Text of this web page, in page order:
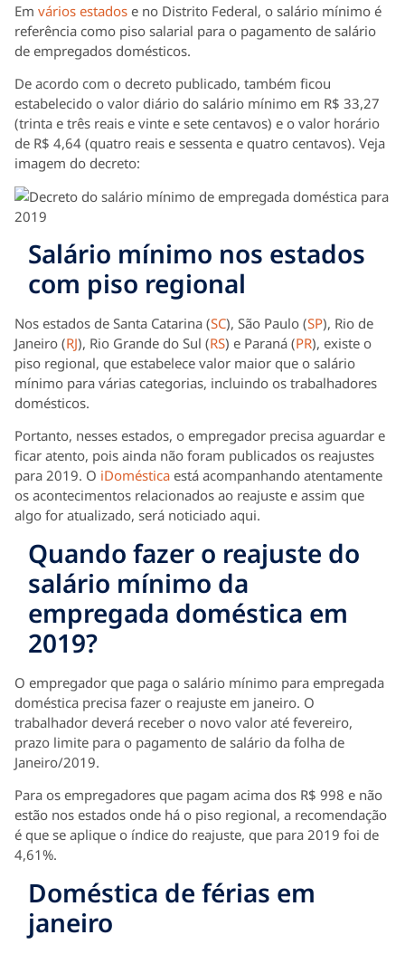
Em vários estados e no Distrito Federal, o salário mínimo é
referência como piso salarial para o pagamento de salário
de empregados domésticos.
De acordo com o decreto publicado, também ficou
estabelecido o valor diário do salário mínimo em R$ 33,27
(trinta e três reais e vinte e sete centavos) e o valor horário
de R$ 4,64 (quatro reais e sessenta e quatro centavos). Veja
imagem do decreto:
Salário mínimo nos estados
com piso regional
Nos estados de Santa Catarina (SC), São Paulo (SP), Rio de
Janeiro (RJ), Rio Grande do Sul (RS) e Paraná (PR), existe o
piso regional, que estabelece valor maior que o salário
mínimo para várias categorias, incluindo os trabalhadores
domésticos.
Portanto, nesses estados, o empregador precisa aguardar e
ficar atento, pois ainda não foram publicados os reajustes
para 2019. O iDoméstica está acompanhando atentamente
os acontecimentos relacionados ao reajuste e assim que
algo for atualizado, será noticiado aqui.
Quando fazer o reajuste do
salário mínimo da
empregada doméstica em
2019?
O empregador que paga o salário mínimo para empregada
doméstica precisa fazer o reajuste em janeiro. O
trabalhador deverá receber o novo valor até fevereiro,
prazo limite para o pagamento de salário da folha de
Janeiro/2019.
Para os empregadores que pagam acima dos R$ 998 e não
estão nos estados onde há o piso regional, a recomendação
é que se aplique o índice do reajuste, que para 2019 foi de
4,61%.
Doméstica de férias em
janeiro